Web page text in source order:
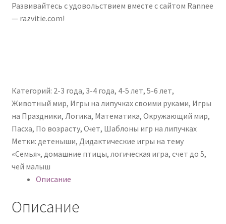
Развивайтесь с удовольствием вместе с сайтом Rannee
— razvitie.com!
Категорий: 2-3 года, 3-4 года, 4-5 лет, 5-6 лет,
Животный мир, Игры на липучках своими руками, Игры
на Праздники, Логика, Математика, Окружающий мир,
Пасха, По возрасту, Счет, Шаблоны игр на липучках
Метки: детеныши, Дидактические игры на тему
«Семья», домашние птицы, логическая игра, счет до 5,
чей малыш
Описание
Описание